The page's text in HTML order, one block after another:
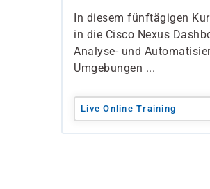
In diesem fünftägigen
in die Cisco Nexus
Analyse- und
Umgebungen ...
Live Online Training